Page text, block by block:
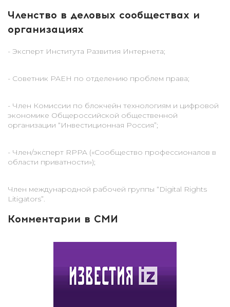
Членство в деловых сообществах и
организациях
- Эксперт Института Развития Интернета;
- Советник РАЕН по отделению проблем права;
- Член Комиссии по блокчейн технологиям и цифровой
экономике Общероссийской общественной
организации “Инвестиционная Россия”;
- Член/эксперт RPPA («Сообщество профессионалов в
области приватности»);
Член международной рабочей группы “Digital Rights
Litigators”.
Комментарии в СМИ